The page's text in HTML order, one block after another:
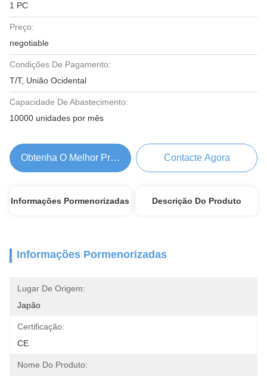
1 PC
Preço:
negotiable
Condições De Pagamento:
T/T, União Ocidental
Capacidade De Abastecimento:
10000 unidades por mês
Obtenha O Melhor Preço Contacte Agora
Informações Pormenorizadas Descrição Do Produto
Informações Pormenorizadas
Lugar De Origem:
Japão
Certificação:
CE
Nome Do Produto: